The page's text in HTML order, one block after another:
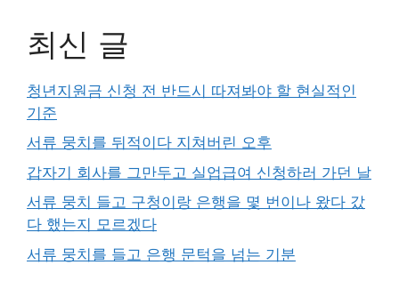
최신 글
청년지원금 신청 전 반드시 따져봐야 할 현실적인
기준
서류 뭉치를 뒤적이다 지쳐버린 오후
갑자기 회사를 그만두고 실업급여 신청하러 가던 날
서류 뭉치 들고 구청이랑 은행을 몇 번이나 왔다 갔
다 했는지 모르겠다
서류 뭉치를 들고 은행 문턱을 넘는 기분